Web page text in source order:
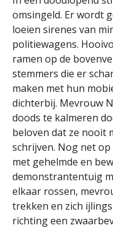
omsingeld. Er wordt
loeien sirenes van
politiewagens.
ramen op de
stemmers die er
maken met hun
dichterbij. Mevrouw
doods te kalmeren
beloven dat ze nooit
schrijven. Nog net
met gehelmde en
demonstrantentuig
elkaar rossen,
trekken en zich
richting een